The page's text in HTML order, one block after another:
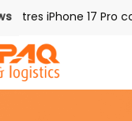
iPhone 17 Pro con